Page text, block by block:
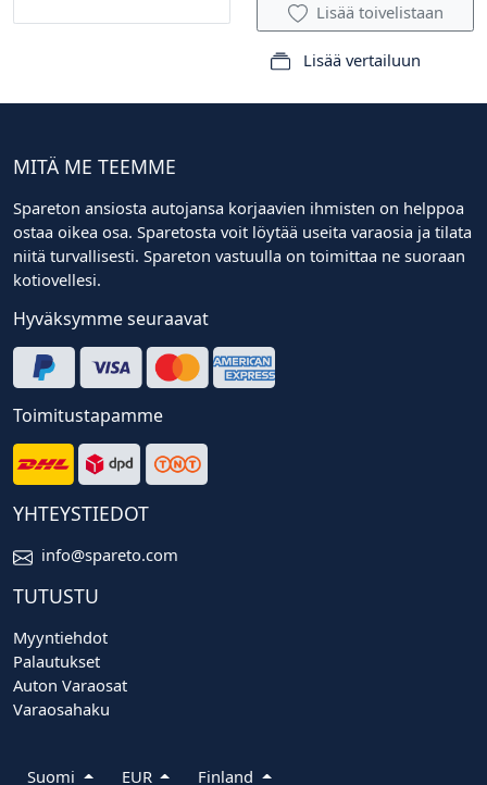
Lisää toivelistaan
Lisää vertailuun
MITÄ ME TEEMME
Spareton ansiosta autojansa korjaavien ihmisten on helppoa
ostaa oikea osa. Sparetosta voit löytää useita varaosia ja tilata
niitä turvallisesti. Spareton vastuulla on toimittaa ne suoraan
kotiovellesi.
Hyväksymme seuraavat
Toimitustapamme
YHTEYSTIEDOT
info@spareto.com
TUTUSTU
Myyntiehdot
Palautukset
Auton Varaosat
Varaosahaku
Suomi EUR Finland